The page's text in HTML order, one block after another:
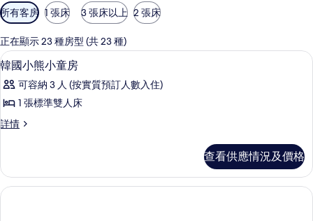
可
用
嘅
客
房
篩
選
條
件
所有客房 1 張床 3 張床以上 2 張床
正在顯示 23 種房型 (共 23 種)
載
入
所
韓
小
熊
高級寢具、房內夾萬、遮光窗簾/窗簾
6
韓國小熊小童房
可容納 3 人 (按實質預訂人數入住)
1 張標準雙人床
詳情
韓
小
童
房
查看供應情況及價格